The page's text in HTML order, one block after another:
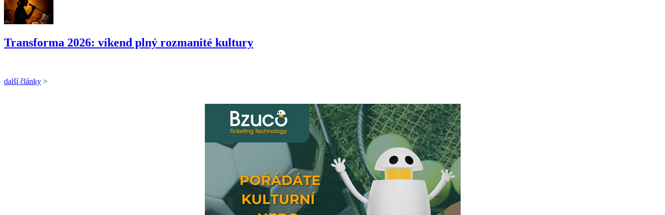
Transforma 2026: víkend plný rozmanité kultury
další články >